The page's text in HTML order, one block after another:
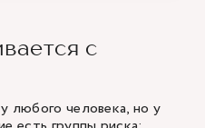
с
любого человека, но у